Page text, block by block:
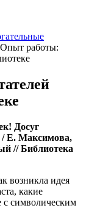
Опыт работы:
Досуг
/ Е. Максимова,
// Библиотека
возникла идея
какие
с символическим